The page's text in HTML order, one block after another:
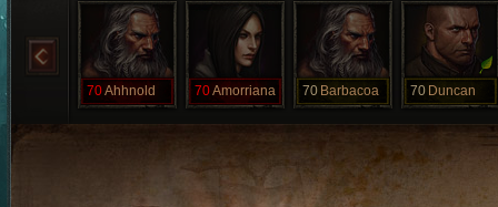
70Ahhnold 70Amorriana 70 Barbacoa 70 Duncan